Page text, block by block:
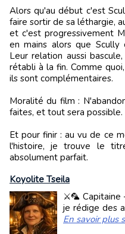
Alors qu'au début c'est
faire sortir de sa léthargie,
et c'est progressivement
en mains alors que
Leur relation aussi
rétabli à la fin. Comme
ils sont complémentaires.
Moralité du film :
faites, et tout sera possible.
Et pour finir : au vu de ce
l'histoire, je trouve le
absolument parfait.
Koyolite Tseila
⚔️🦜 Capitaine
je rédige des
En savoir plus